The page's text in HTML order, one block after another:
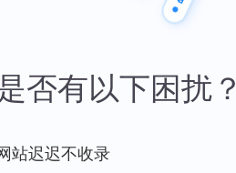
否有以下困扰？
站迟迟不收录